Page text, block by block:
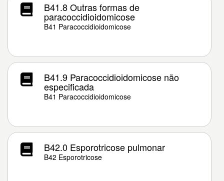
B41.8 Outras formas de
paracoccidioidomicose
B41 Paracoccidioidomicose
B41.9 Paracoccidioidomicose não
especificada
B41 Paracoccidioidomicose
B42.0 Esporotricose pulmonar
B42 Esporotricose